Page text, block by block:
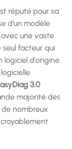
réputé pour sa
d’un modèle
une vaste
seul facteur qui
logiciel d’origine.
3.0
majorité des
nombreux